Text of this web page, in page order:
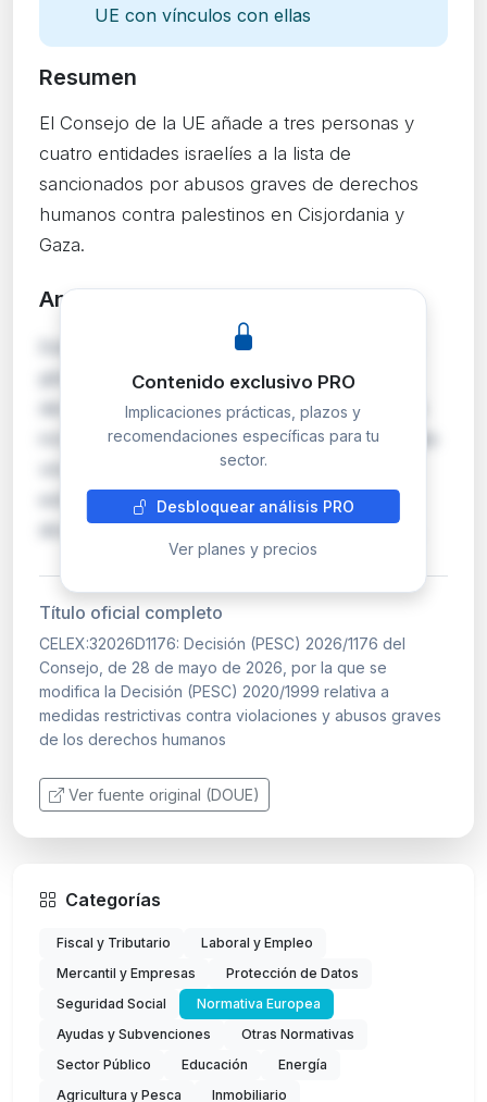
UE con vínculos con ellas
Resumen
El Consejo de la UE añade a tres personas y
cuatro entidades israelíes a la lista de
sancionados por abusos graves de derechos
humanos contra palestinos en Cisjordania y
Gaza.
Análisis detallado
Esta Decisión del Consejo modifica el régimen
global de sanciones de la UE en materia de
derechos humanos (Decisión 2020/1999) para
incluir a tres personas físicas y cuatro entidades
vinculadas a la violencia de colonos israelíes
extremistas. Entre los sancionados figuran la
directora del Movimiento Nachala, el directo…
Contenido exclusivo PRO
Implicaciones prácticas, plazos y
recomendaciones específicas para tu
sector.
Desbloquear análisis PRO
Ver planes y precios
Título oficial completo
CELEX:32026D1176: Decisión (PESC) 2026/1176 del
Consejo, de 28 de mayo de 2026, por la que se
modifica la Decisión (PESC) 2020/1999 relativa a
medidas restrictivas contra violaciones y abusos graves
de los derechos humanos
Ver fuente original (DOUE)
Categorías
Fiscal y Tributario
Laboral y Empleo
Mercantil y Empresas
Protección de Datos
Seguridad Social
Normativa Europea
Ayudas y Subvenciones
Otras Normativas
Sector Público
Educación
Energía
Agricultura y Pesca
Inmobiliario